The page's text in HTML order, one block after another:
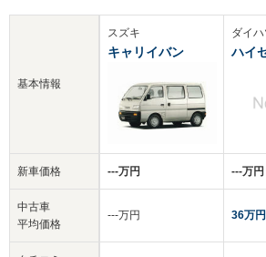
基本情報
新車価格
中古車
平均価格
スズキ
キャリイバン
‐‐‐万円
‐‐‐万円
ダイハ
ハイ
‐‐‐万円
36万円